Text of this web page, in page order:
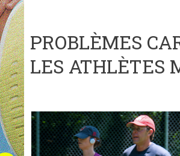
PROBLÈMES
LES ATHLÈTES